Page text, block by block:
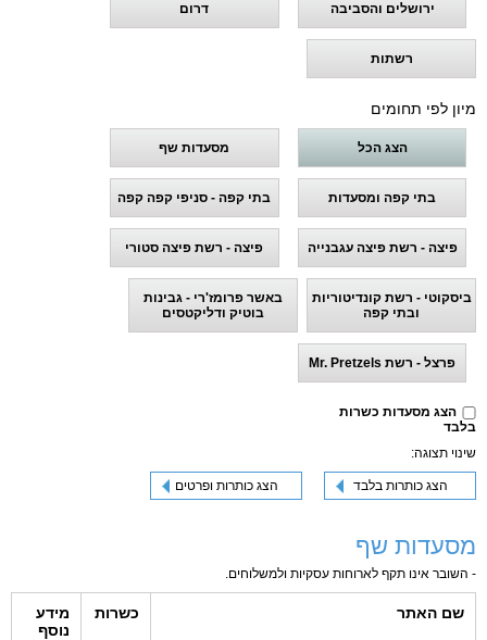
ירושלים והסביבה דרום
רשתות
מיון לפי תחומים
הצג הכל מסעדות שף
בתי קפה ומסעדות בתי קפה - סניפי קפה קפה
פיצה - רשת פיצה עגבנייה פיצה - רשת פיצה סטורי
ביסקוטי - רשת קונדיטוריות
ובתי קפה
באשר פרומז'רי - גבינות
בוטיק ודליקטסים
פרצל - רשת Mr. Pretzels
הצג מסעדות כשרות
בלבד
שינוי תצוגה:
הצג כותרות בלבד הצג כותרות ופרטים
מסעדות שף
- השובר אינו תקף לארוחות עסקיות ולמשלוחים.
שם האתר כשרות
מידע
נוסף